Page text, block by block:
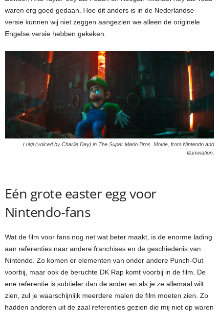
waren erg goed gedaan. Hoe dit anders is in de Nederlandse
versie kunnen wij niet zeggen aangezien we alleen de originele
Engelse versie hebben gekeken.
Luigi (voiced by Charlie Day) in The Super Mario Bros. Movie, from Nintendo and
Illumination.
Eén grote easter egg voor
Nintendo-fans
Wat de film voor fans nog net wat beter maakt, is de enorme lading
aan referenties naar andere franchises en de geschiedenis van
Nintendo. Zo komen er elementen van onder andere Punch-Out
voorbij, maar ook de beruchte DK Rap komt voorbij in de film. De
ene referentie is subtieler dan de ander en als je ze allemaal wilt
zien, zul je waarschijnlijk meerdere malen de film moeten zien. Zo
hadden anderen uit de zaal referenties gezien die mij niet op waren